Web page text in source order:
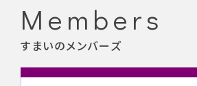
すまいのメンバーズ
Members